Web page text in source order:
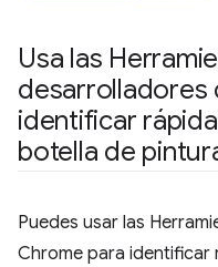
Usa las
desarrolladores
identificar
botella de
Puedes usar las
Chrome para identificar